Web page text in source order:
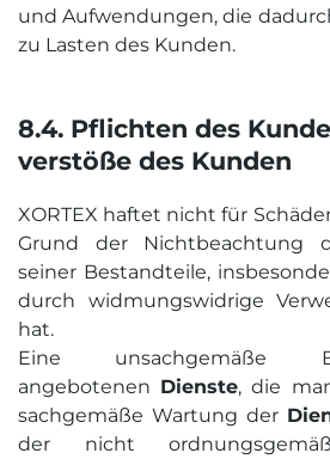
und Aufwendungen, die
zu Lasten des Kunden.
8.4. Pflichten des
verstöße des Kunden
XORTEX haftet nicht für
Grund der Nichtbeachtung
seiner Bestandteile,
durch widmungswidrige
hat.
Eine unsachgemäße
angebotenen Dienste, die
sachgemäße Wartung der
der nicht